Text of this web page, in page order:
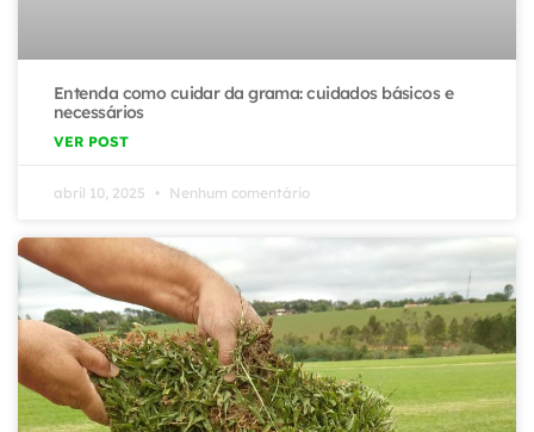
Entenda como cuidar da grama: cuidados básicos e
necessários
VER POST
abril 10, 2025 Nenhum comentário